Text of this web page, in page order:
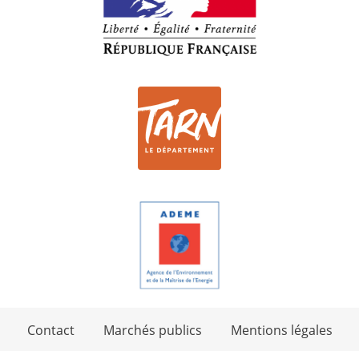
Contact Marchés publics Mentions légales